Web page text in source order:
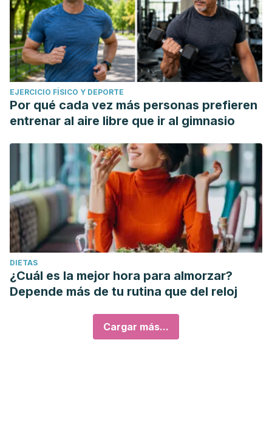
EJERCICIO FÍSICO Y DEPORTE
Por qué cada vez más personas prefieren
entrenar al aire libre que ir al gimnasio
DIETAS
¿Cuál es la mejor hora para almorzar?
Depende más de tu rutina que del reloj
Cargar más...